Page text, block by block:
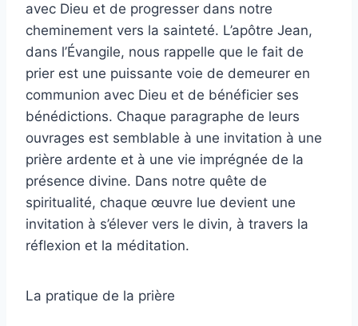
avec Dieu et de progresser dans notre
cheminement vers la sainteté. L’apôtre Jean,
dans l’Évangile, nous rappelle que le fait de
prier est une puissante voie de demeurer en
communion avec Dieu et de bénéficier ses
bénédictions. Chaque paragraphe de leurs
ouvrages est semblable à une invitation à une
prière ardente et à une vie imprégnée de la
présence divine. Dans notre quête de
spiritualité, chaque œuvre lue devient une
invitation à s’élever vers le divin, à travers la
réflexion et la méditation.
La pratique de la prière